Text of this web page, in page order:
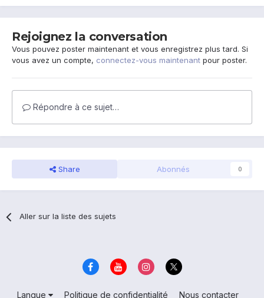
Rejoignez la conversation
Vous pouvez poster maintenant et vous enregistrez plus tard. Si
vous avez un compte, connectez-vous maintenant pour poster.
Répondre à ce sujet…
Share Abonnés 0
Aller sur la liste des sujets
Langue Politique de confidentialité Nous contacter